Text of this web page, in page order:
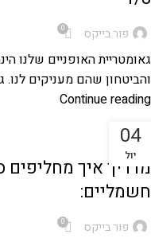
פור בייקס 0
גאומטריית האופניים שלנו
והביטחון שהם מעניקים לנו.
Continue reading
04
יול
מדריכים טכניים לאופניים
מדריך איך מחליפים
חשמליים:
פור בייקס 0